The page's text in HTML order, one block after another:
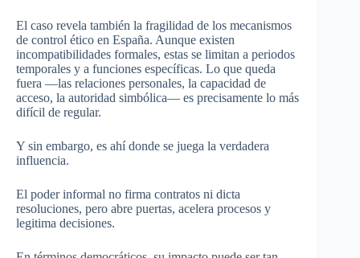
El caso revela también la fragilidad de los mecanismos
de control ético en España. Aunque existen
incompatibilidades formales, estas se limitan a periodos
temporales y a funciones específicas. Lo que queda
fuera —las relaciones personales, la capacidad de
acceso, la autoridad simbólica— es precisamente lo más
difícil de regular.
Y sin embargo, es ahí donde se juega la verdadera
influencia.
El poder informal no firma contratos ni dicta
resoluciones, pero abre puertas, acelera procesos y
legitima decisiones.